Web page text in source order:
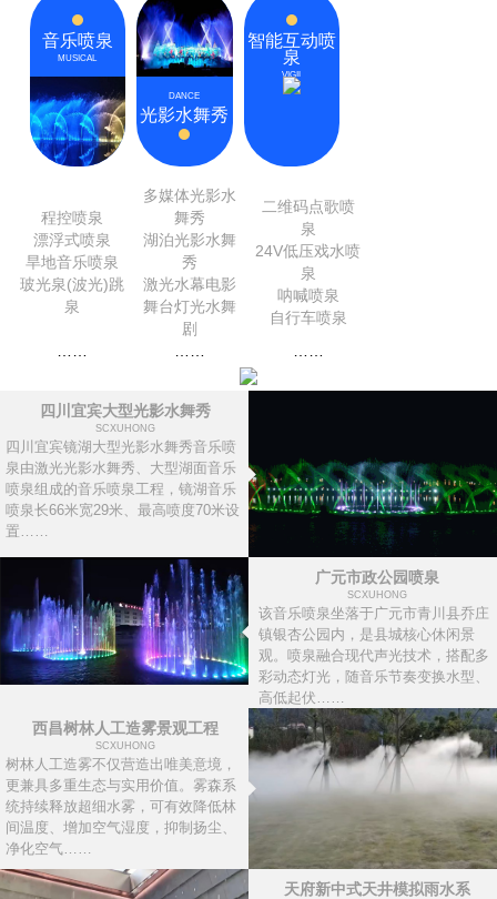
音乐喷泉
MUSICAL
DANCE
光影水舞秀
智能互动喷
泉
VIGIL
程控喷泉
漂浮式喷泉
旱地音乐喷泉
玻光泉(波光)跳
泉
多媒体光影水
舞秀
湖泊光影水舞
秀
激光水幕电影
舞台灯光水舞
剧
二维码点歌喷
泉
24V低压戏水喷
泉
呐喊喷泉
自行车喷泉
……
…… ……
四川宜宾大型光影水舞秀
SCXUHONG
四川宜宾镜湖大型光影水舞秀音乐喷
泉由激光光影水舞秀、大型湖面音乐
喷泉组成的音乐喷泉工程，镜湖音乐
喷泉长66米宽29米、最高喷度70米设
置……
广元市政公园喷泉
SCXUHONG
该音乐喷泉坐落于广元市青川县乔庄
镇银杏公园内，是县城核心休闲景
观。喷泉融合现代声光技术，搭配多
彩动态灯光，随音乐节奏变换水型、
高低起伏……
西昌树林人工造雾景观工程
SCXUHONG
树林人工造雾不仅营造出唯美意境，
更兼具多重生态与实用价值。雾森系
统持续释放超细水雾，可有效降低林
间温度、增加空气湿度，抑制扬尘、
净化空气……
天府新中式天井模拟雨水系